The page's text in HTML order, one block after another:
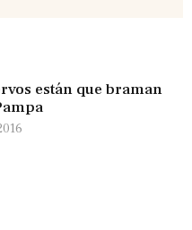
están que braman